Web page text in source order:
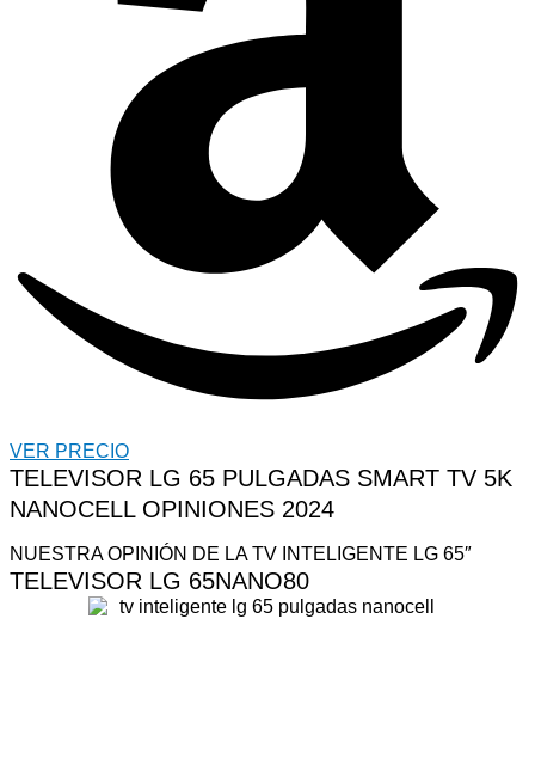
VER PRECIO
TELEVISOR LG 65 PULGADAS SMART TV 5K
NANOCELL OPINIONES 2024
NUESTRA OPINIÓN DE LA TV INTELIGENTE LG 65″
TELEVISOR LG 65NANO80